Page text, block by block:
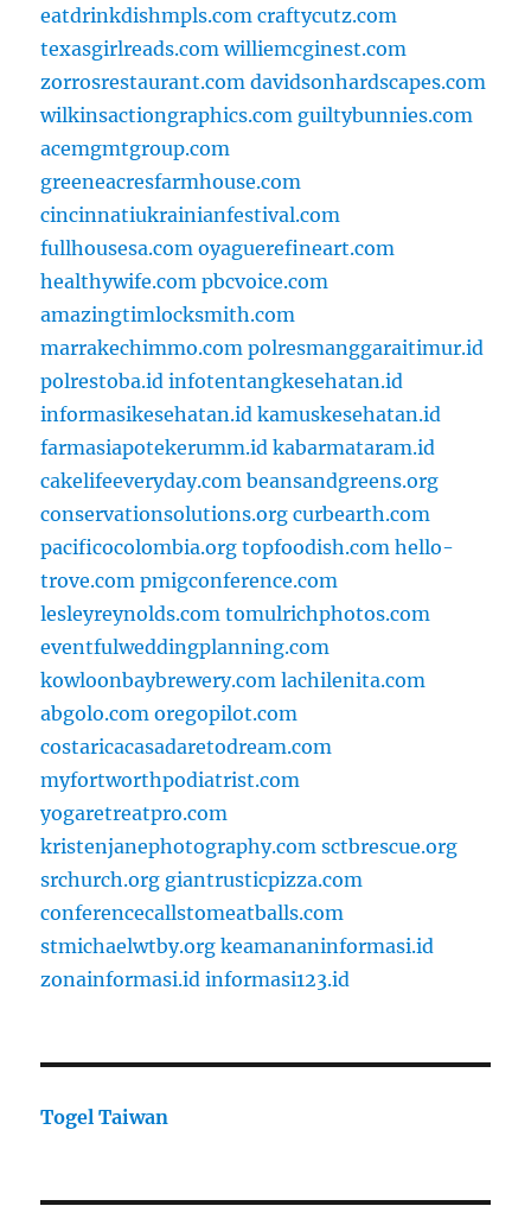
eatdrinkdishmpls.com craftycutz.com
texasgirlreads.com williemcginest.com
zorrosrestaurant.com davidsonhardscapes.com
wilkinsactiongraphics.com guiltybunnies.com
acemgmtgroup.com
greeneacresfarmhouse.com
cincinnatiukrainianfestival.com
fullhousesa.com oyaguerefineart.com
healthywife.com pbcvoice.com
amazingtimlocksmith.com
marrakechimmo.com polresmanggaraitimur.id
polrestoba.id infotentangkesehatan.id
informasikesehatan.id kamuskesehatan.id
farmasiapotekerumm.id kabarmataram.id
cakelifeeveryday.com beansandgreens.org
conservationsolutions.org curbearth.com
pacificocolombia.org topfoodish.com hello-
trove.com pmigconference.com
lesleyreynolds.com tomulrichphotos.com
eventfulweddingplanning.com
kowloonbaybrewery.com lachilenita.com
abgolo.com oregopilot.com
costaricacasadaretodream.com
myfortworthpodiatrist.com
yogaretreatpro.com
kristenjanephotography.com sctbrescue.org
srchurch.org giantrusticpizza.com
conferencecallstomeatballs.com
stmichaelwtby.org keamananinformasi.id
zonainformasi.id informasi123.id
Togel Taiwan